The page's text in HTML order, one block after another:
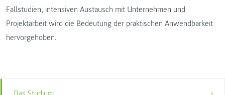
Fallstudien, intensiven Austausch mit Unternehmen und
Projektarbeit wird die Bedeutung der praktischen Anwendbarkeit
hervorgehoben.